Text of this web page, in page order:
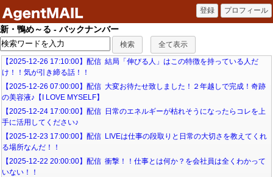
新・鴨め～る - バックナンバー
【2025-12-26 17:10:00】配信 結局「伸びる人」はこの特徴を持っている人だ
け！！気が引き締る話！！
【2025-12-26 07:00:00】配信 大変お待たせ致しました！２年越しで完成！奇跡
の美容液♪【I LOVE MYSELF】
【2025-12-24 17:00:00】配信 日常のエネルギーが枯れそうになったらコレを上
手に活用してください♪
【2025-12-23 17:00:00】配信 LIVEは仕事の段取りと日常の大切さを教えてくれ
る場所なんだ！！
【2025-12-22 20:00:00】配信 衝撃！！仕事とは何か？を会社員は全くわかって
いない！！